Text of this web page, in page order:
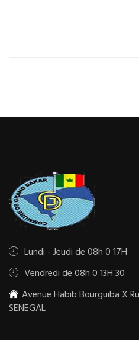
Lundi - Jeudi de 08h 0 17H
Vendredi de 08h 0 13H 30
Avenue Habib Bourguiba X
SENEGAL